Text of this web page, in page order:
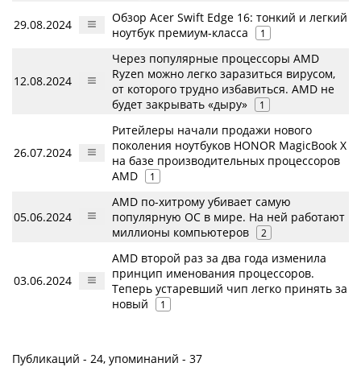
29.08.2024
Обзор Acer Swift Edge 16: тонкий и легкий
ноутбук премиум-класса
1
12.08.2024
Через популярные процессоры AMD
Ryzen можно легко заразиться вирусом,
от которого трудно избавиться. AMD не
будет закрывать «дыру»
1
26.07.2024
Ритейлеры начали продажи нового
поколения ноутбуков HONOR MagicBook X
на базе производительных процессоров
AMD
1
05.06.2024
AMD по-хитрому убивает самую
популярную ОС в мире. На ней работают
миллионы компьютеров
2
03.06.2024
AMD второй раз за два года изменила
принцип именования процессоров.
Теперь устаревший чип легко принять за
новый
1
Публикаций - 24, упоминаний - 37